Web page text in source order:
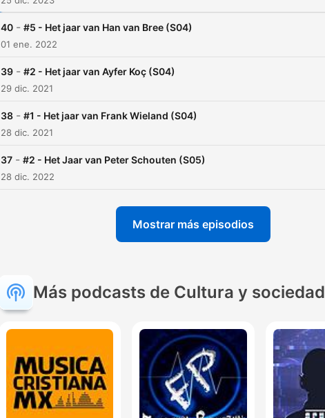
40 - #5 - Het jaar van Han van Bree (S04)
01 ene. 2022
39 - #2 - Het jaar van Ayfer Koç (S04)
29 dic. 2021
38 - #1 - Het jaar van Frank Wieland (S04)
28 dic. 2021
37 - #2 - Het Jaar van Peter Schouten (S05)
28 dic. 2022
Mostrar más episodios
Más podcasts de Cultura y sociedad